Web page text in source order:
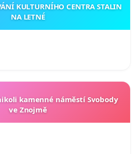
KULTURNÍHO CENTRA STALIN
NA LETNÉ
kamenné náměstí Svobody
ve Znojmě